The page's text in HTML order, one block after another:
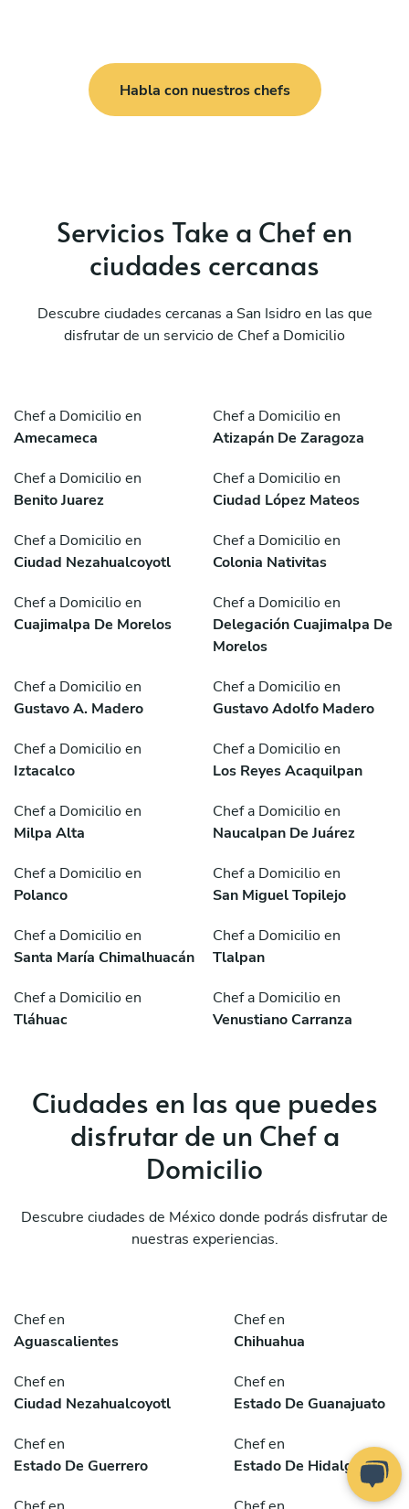
Habla con nuestros chefs
Servicios Take a Chef en
ciudades cercanas
Descubre ciudades cercanas a San Isidro en las que
disfrutar de un servicio de Chef a Domicilio
Chef a Domicilio en
Amecameca
Chef a Domicilio en
Atizapán De Zaragoza
Chef a Domicilio en
Benito Juarez
Chef a Domicilio en
Ciudad López Mateos
Chef a Domicilio en
Ciudad Nezahualcoyotl
Chef a Domicilio en
Colonia Nativitas
Chef a Domicilio en
Cuajimalpa De Morelos
Chef a Domicilio en
Delegación Cuajimalpa De
Morelos
Chef a Domicilio en
Gustavo A. Madero
Chef a Domicilio en
Gustavo Adolfo Madero
Chef a Domicilio en
Iztacalco
Chef a Domicilio en
Los Reyes Acaquilpan
Chef a Domicilio en
Milpa Alta
Chef a Domicilio en
Naucalpan De Juárez
Chef a Domicilio en
Polanco
Chef a Domicilio en
San Miguel Topilejo
Chef a Domicilio en
Santa María Chimalhuacán
Chef a Domicilio en
Tlalpan
Chef a Domicilio en
Tláhuac
Chef a Domicilio en
Venustiano Carranza
Ciudades en las que puedes
disfrutar de un Chef a
Domicilio
Descubre ciudades de México donde podrás disfrutar de
nuestras experiencias.
Chef en
Aguascalientes
Chef en
Chihuahua
Chef en
Ciudad Nezahualcoyotl
Chef en
Estado De Guanajuato
Chef en
Estado De Guerrero
Chef en
Estado De Hidalgo